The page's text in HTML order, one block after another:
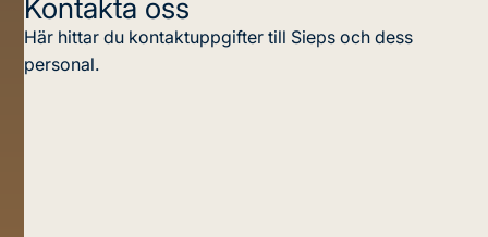
Kontakta oss
Här hittar du kontaktuppgifter till Sieps och dess
personal.